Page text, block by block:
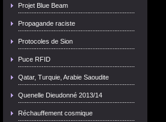
Projet Blue Beam
Propagande raciste
Protocoles de Sion
Puce RFID
Qatar, Turquie, Arabie Saoudite
Quenelle Dieudonné 2013/14
Réchauffement cosmique